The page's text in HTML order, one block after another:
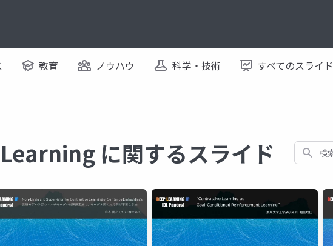
教育 ノウハウ 科学・技術 すべてのスライド
に関するスライド 検索